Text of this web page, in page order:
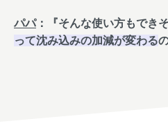
パパ：『そんな使い方もでき
って沈み込みの加減が変わる